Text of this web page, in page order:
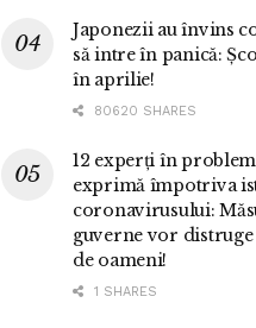
Japonezii au învins
să intre în panică:
în aprilie!
80620 SHARES
12 experți în
exprimă împotriva
coronavirusului:
guverne vor
de oameni!
1 SHARES